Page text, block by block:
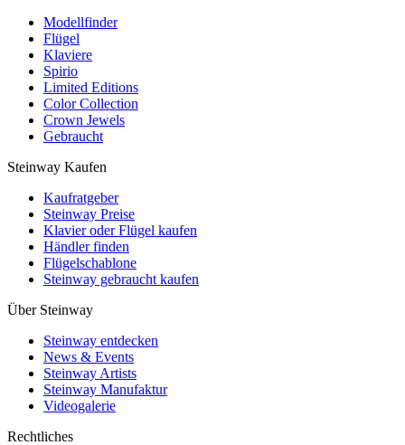
Modellfinder
Flügel
Klaviere
Spirio
Limited Editions
Color Collection
Crown Jewels
Gebraucht
Steinway Kaufen
Kaufratgeber
Steinway Preise
Klavier oder Flügel kaufen
Händler finden
Flügelschablone
Steinway gebraucht kaufen
Über Steinway
Steinway entdecken
News & Events
Steinway Artists
Steinway Manufaktur
Videogalerie
Rechtliches